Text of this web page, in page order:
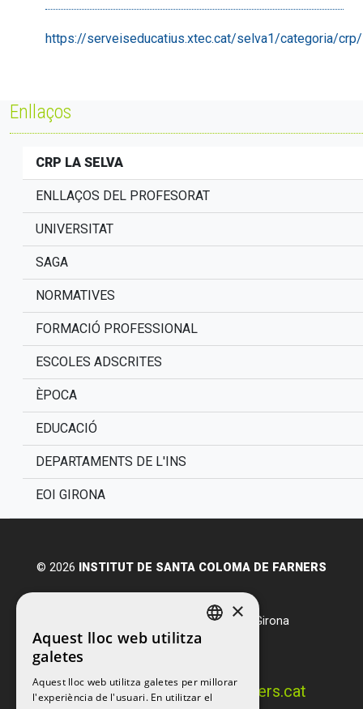
Enllaços
CRP LA SELVA
ENLLAÇOS DEL PROFESORAT
UNIVERSITAT
SAGA
NORMATIVES
FORMACIÓ PROFESSIONAL
ESCOLES ADSCRITES
ÈPOCA
EDUCACIÓ
DEPARTAMENTS DE L'INS
EOI GIRONA
https://serveiseducatius.xtec.cat/selva1/categoria/crp/
© 2026 INSTITUT DE SANTA COLOMA DE FARNERS
Santa Coloma de Farners
Girona
T.972 84 21 05
info@iessantacolomadefarners.cat
×
Aquest lloc web utilitza
galetes
Aquest lloc web utilitza galetes per millorar
l'experiència de l'usuari. En utilitzar el